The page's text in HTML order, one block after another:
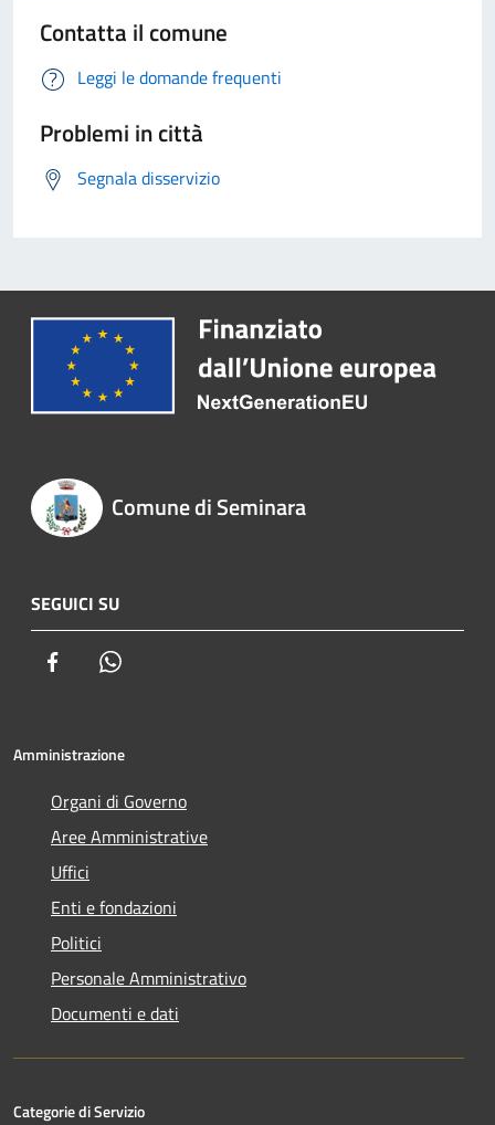
Contatta il comune
Leggi le domande frequenti
Problemi in città
Segnala disservizio
Comune di Seminara
SEGUICI SU
Facebook
Amministrazione
Organi di Governo
Aree Amministrative
Uffici
Enti e fondazioni
Politici
Personale Amministrativo
Documenti e dati
Categorie di Servizio